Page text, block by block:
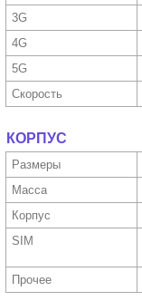
3G
4G
5G
Скорость
КОРПУС
Размеры
Масса
Корпус
SIM
Прочее